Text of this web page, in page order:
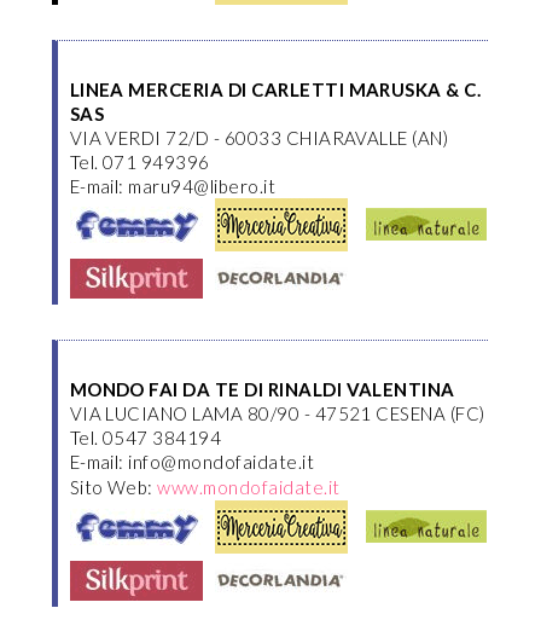
LINEA MERCERIA DI CARLETTI MARUSKA & C.
SAS
VIA VERDI 72/D - 60033 CHIARAVALLE (AN)
Tel. 071 949396
E-mail: maru94@libero.it
MONDO FAI DA TE DI RINALDI VALENTINA
VIA LUCIANO LAMA 80/90 - 47521 CESENA (FC)
Tel. 0547 384194
E-mail: info@mondofaidate.it
Sito Web:www.mondofaidate.it